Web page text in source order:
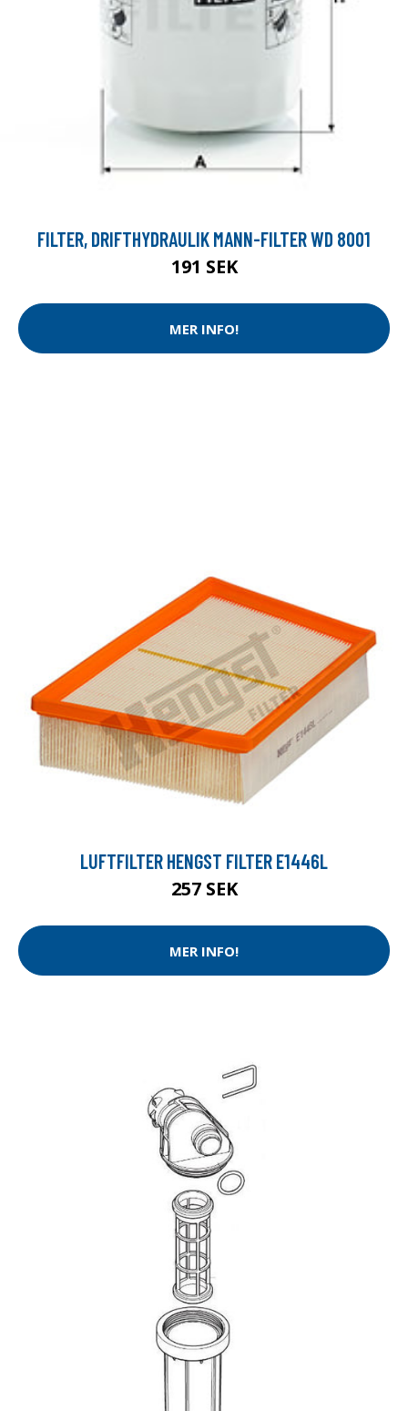
FILTER, DRIFTHYDRAULIK MANN-FILTER WD 8001
191 SEK
MER INFO!
LUFTFILTER HENGST FILTER E1446L
257 SEK
MER INFO!